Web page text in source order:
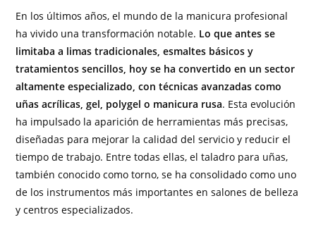
En los últimos años, el mundo de la manicura profesional
ha vivido una transformación notable. Lo que antes se
limitaba a limas tradicionales, esmaltes básicos y
tratamientos sencillos, hoy se ha convertido en un sector
altamente especializado, con técnicas avanzadas como
uñas acrílicas, gel, polygel o manicura rusa. Esta evolución
ha impulsado la aparición de herramientas más precisas,
diseñadas para mejorar la calidad del servicio y reducir el
tiempo de trabajo. Entre todas ellas, el taladro para uñas,
también conocido como torno, se ha consolidado como uno
de los instrumentos más importantes en salones de belleza
y centros especializados.